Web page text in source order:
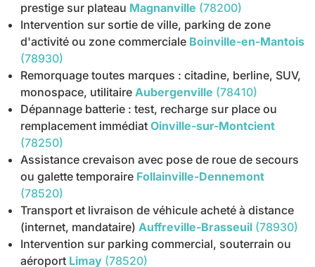
prestige sur plateau Magnanville (78200)
Intervention sur sortie de ville, parking de zone
d'activité ou zone commerciale Boinville-en-Mantois
(78930)
Remorquage toutes marques : citadine, berline, SUV,
monospace, utilitaire Aubergenville (78410)
Dépannage batterie : test, recharge sur place ou
remplacement immédiat Oinville-sur-Montcient
(78250)
Assistance crevaison avec pose de roue de secours
ou galette temporaire Follainville-Dennemont
(78520)
Transport et livraison de véhicule acheté à distance
(internet, mandataire) Auffreville-Brasseuil (78930)
Intervention sur parking commercial, souterrain ou
aéroport Limay (78520)